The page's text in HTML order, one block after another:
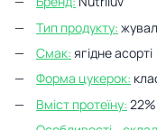
Тип продукту:
Смак: ягідне
Форма цукерок:
Вміст протеїну: 22%